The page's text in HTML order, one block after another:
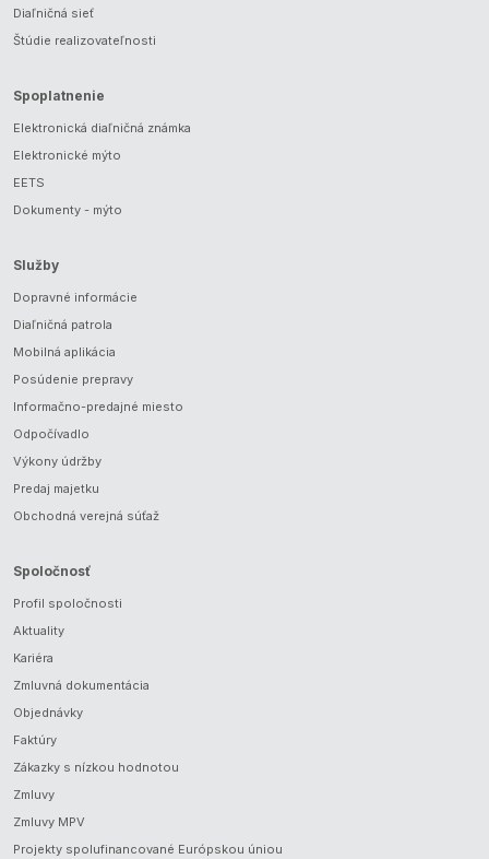
Diaľničná sieť
Štúdie realizovateľnosti
Spoplatnenie
Elektronická diaľničná známka
Elektronické mýto
EETS
Dokumenty - mýto
Služby
Dopravné informácie
Diaľničná patrola
Mobilná aplikácia
Posúdenie prepravy
Informačno-predajné miesto
Odpočívadlo
Výkony údržby
Predaj majetku
Obchodná verejná súťaž
Spoločnosť
Profil spoločnosti
Aktuality
Kariéra
Zmluvná dokumentácia
Objednávky
Faktúry
Zákazky s nízkou hodnotou
Zmluvy
Zmluvy MPV
Projekty spolufinancované Európskou úniou